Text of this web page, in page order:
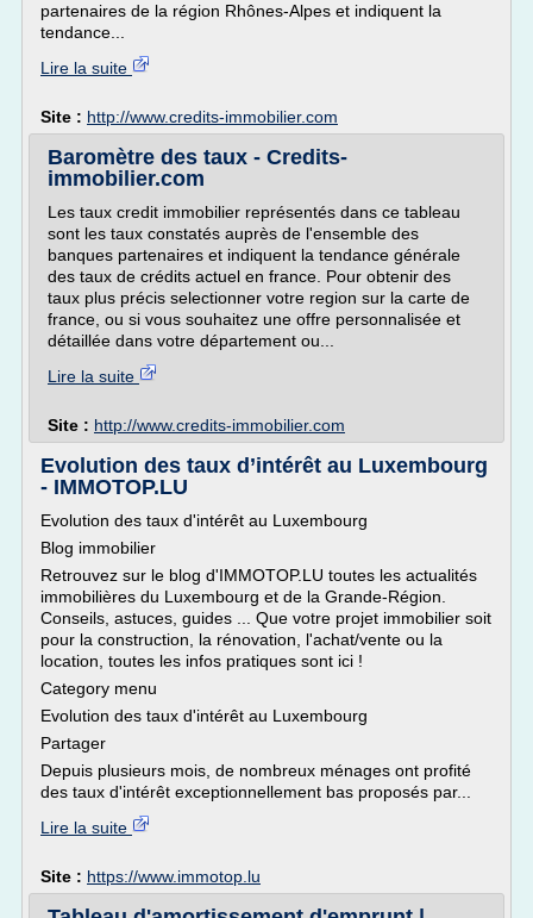
partenaires de la région Rhônes-Alpes et indiquent la
tendance...
Lire la suite
Site : http://www.credits-immobilier.com
Baromètre des taux - Credits-
immobilier.com
Les taux credit immobilier représentés dans ce tableau
sont les taux constatés auprès de l'ensemble des
banques partenaires et indiquent la tendance générale
des taux de crédits actuel en france. Pour obtenir des
taux plus précis selectionner votre region sur la carte de
france, ou si vous souhaitez une offre personnalisée et
détaillée dans votre département ou...
Lire la suite
Site : http://www.credits-immobilier.com
Evolution des taux d’intérêt au Luxembourg
- IMMOTOP.LU
Evolution des taux d'intérêt au Luxembourg
Blog immobilier
Retrouvez sur le blog d'IMMOTOP.LU toutes les actualités
immobilières du Luxembourg et de la Grande-Région.
Conseils, astuces, guides ... Que votre projet immobilier soit
pour la construction, la rénovation, l'achat/vente ou la
location, toutes les infos pratiques sont ici !
Category menu
Evolution des taux d'intérêt au Luxembourg
Partager
Depuis plusieurs mois, de nombreux ménages ont profité
des taux d'intérêt exceptionnellement bas proposés par...
Lire la suite
Site : https://www.immotop.lu